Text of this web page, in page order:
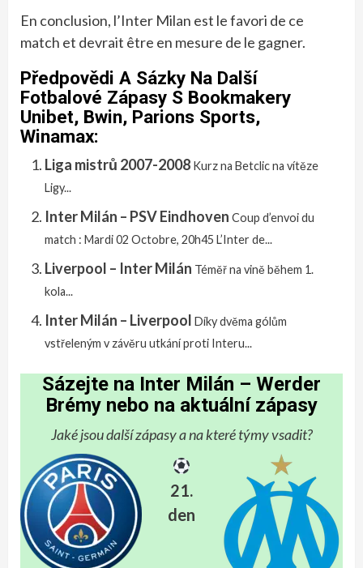
En conclusion, l’Inter Milan est le favori de ce
match et devrait être en mesure de le gagner.
Předpovědi A Sázky Na Další
Fotbalové Zápasy S Bookmakery
Unibet, Bwin, Parions Sports,
Winamax:
Liga mistrů 2007-2008 Kurz na Betclic na vítěze
Ligy...
Inter Milán – PSV Eindhoven Coup d’envoi du
match : Mardi 02 Octobre, 20h45 L’Inter de...
Liverpool – Inter Milán Téměř na vině během 1.
kola...
Inter Milán – Liverpool Díky dvěma gólům
vstřeleným v závěru utkání proti Interu...
Sázejte na Inter Milán – Werder
Brémy nebo na aktuální zápasy
Jaké jsou další zápasy a na které týmy vsadit?
21.
den